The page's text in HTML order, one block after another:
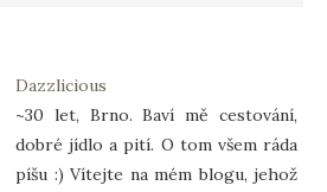
Dazzlicious
~30 let, Brno. Baví mě cestování,
dobré jídlo a pití. O tom všem ráda
píšu :) Vítejte na mém blogu, jehož